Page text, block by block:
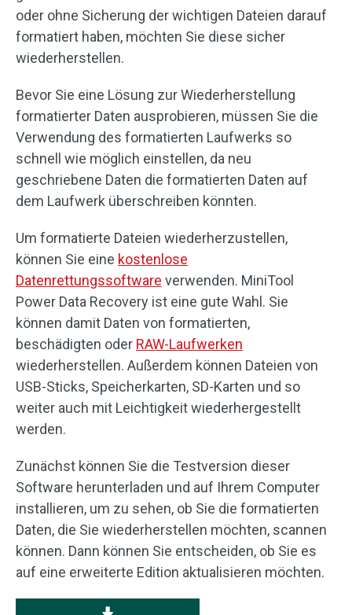
oder ohne Sicherung der wichtigen Dateien darauf
formatiert haben, möchten Sie diese sicher
wiederherstellen.
Bevor Sie eine Lösung zur Wiederherstellung
formatierter Daten ausprobieren, müssen Sie die
Verwendung des formatierten Laufwerks so
schnell wie möglich einstellen, da neu
geschriebene Daten die formatierten Daten auf
dem Laufwerk überschreiben könnten.
Um formatierte Dateien wiederherzustellen,
können Sie eine kostenlose
Datenrettungssoftware verwenden. MiniTool
Power Data Recovery ist eine gute Wahl. Sie
können damit Daten von formatierten,
beschädigten oder RAW-Laufwerken
wiederherstellen. Außerdem können Dateien von
USB-Sticks, Speicherkarten, SD-Karten und so
weiter auch mit Leichtigkeit wiederhergestellt
werden.
Zunächst können Sie die Testversion dieser
Software herunterladen und auf Ihrem Computer
installieren, um zu sehen, ob Sie die formatierten
Daten, die Sie wiederherstellen möchten, scannen
können. Dann können Sie entscheiden, ob Sie es
auf eine erweiterte Edition aktualisieren möchten.